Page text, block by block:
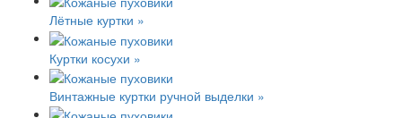
Лётные куртки »
Куртки косухи »
Винтажные куртки ручной выделки »